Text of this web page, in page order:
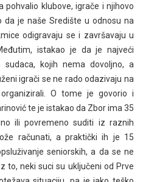
pohvalio klubove, igrače i njihovo
da je naše Središte u odnosu na
odigravaju se i završavaju u
istakao je da je najveći
kojih nema dovoljno, a
igrači se ne rado odazivaju na
O tome je govorio i
te je istakao da Zbor ima 35
ili povremeno suditi iz raznih
računati, a praktički ih je 15
seniorskih, a da se ne
to, neki suci su uključeni od Prve